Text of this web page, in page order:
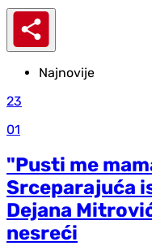
Najnovije
23
01
"Pusti me
Srceparajuća
Dejana
nesreći